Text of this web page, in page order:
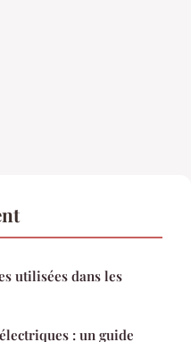
utilisées dans les
: un guide